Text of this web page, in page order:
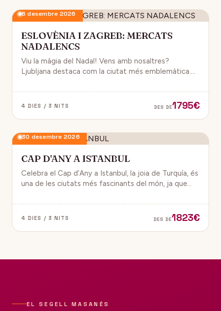
6 desembre 2026
ESLOVÈNIA I ZAGREB: MERCATS
NADALENCS
Viu la màgia del Nadal! Vens amb nosaltres?
Ljubljana destaca com la ciutat més emblemàtica.
destinacions nadalenques d’Europa.
4 DIES / 3 NITS DES DE1795€
30 desembre 2026
CAP D'ANY A ISTANBUL
Celebra el Cap d’Any a Istanbul, la joia de Turquía, és
una de les ciutats més fascinants del món, ja que
gaudir d’un ambient de festa i alegría.
4 DIES / 3 NITS DES DE1823€
EL SEGELL MASANÉS